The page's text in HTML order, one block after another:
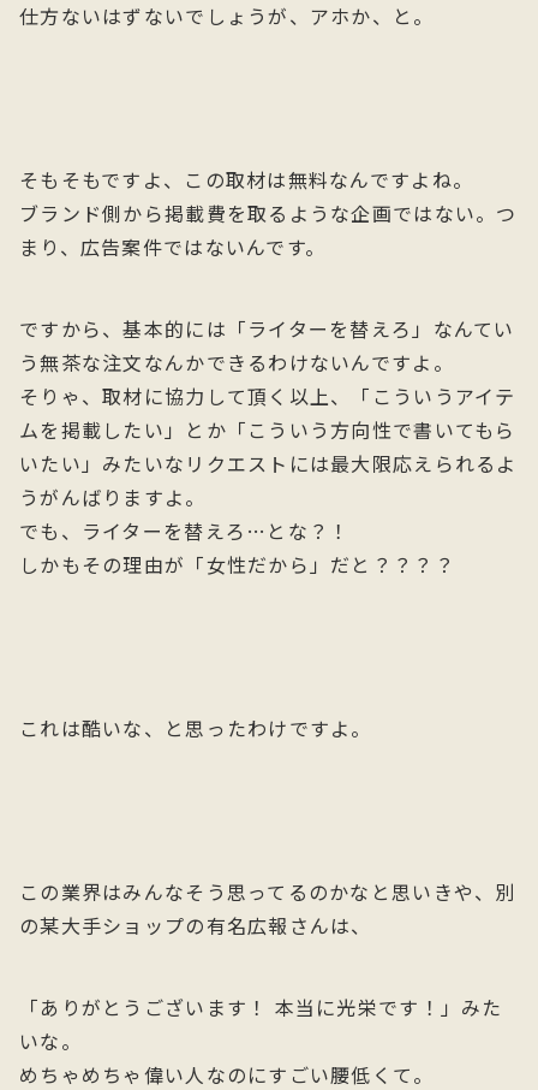
仕方ないはずないでしょうが、アホか、と。
そもそもですよ、この取材は無料なんですよね。
ブランド側から掲載費を取るような企画ではない。つ
まり、広告案件ではないんです。
ですから、基本的には「ライターを替えろ」なんてい
う無茶な注文なんかできるわけないんですよ。
そりゃ、取材に協力して頂く以上、「こういうアイテ
ムを掲載したい」とか「こういう方向性で書いてもら
いたい」みたいなリクエストには最大限応えられるよ
うがんばりますよ。
でも、ライターを替えろ…とな？！
しかもその理由が「女性だから」だと？？？？
これは酷いな、と思ったわけですよ。
この業界はみんなそう思ってるのかなと思いきや、別
の某大手ショップの有名広報さんは、
「ありがとうございます！ 本当に光栄です！」みた
いな。
めちゃめちゃ偉い人なのにすごい腰低くて。